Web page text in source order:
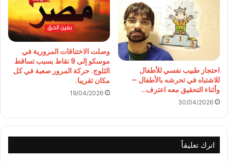
احتجاز طبيب نفسي للأطفال
للاشتباه في تحرشه بالأطفال –
وأثناء التحقيق معه اعترف…
30/04/2026
وصلت الاختناقات المرورية في
موسكو إلى 9 نقاط بسبب تساقط
الثلوج. حركة المرور صعبة في كل
مكان تقريبا.
19/04/2026
اترك تعليقاً